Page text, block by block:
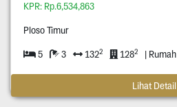
KPR: Rp.6,534,863
Ploso Timur
5 3 1322 1282 | Rumah
Lihat Detail